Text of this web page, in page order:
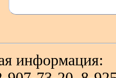
информация: